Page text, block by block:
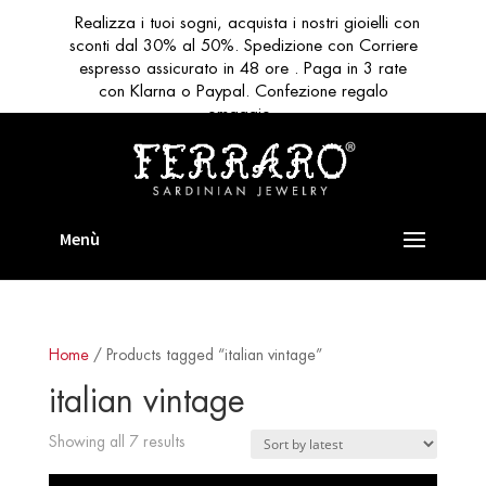
Home/ Products tagged “italian vintage”
italian vintage
Showing all 7 resultsSorted
Realizza i tuoi sogni, acquista i nostri gioielli con
sconti dal 30% al 50%. Spedizione con Corriere
espresso assicurato in 48 ore . Paga in 3 rate
con Klarna o Paypal. Confezione regalo
omaggio